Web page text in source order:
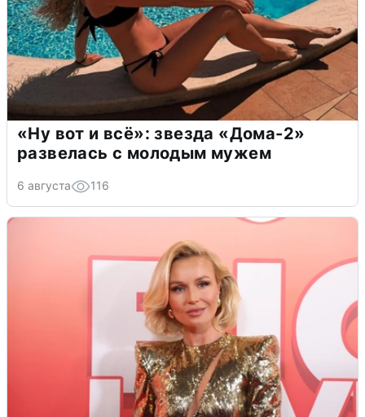
«Ну вот и всё»: звезда «Дома-2»
развелась с молодым мужем
6 августа 116